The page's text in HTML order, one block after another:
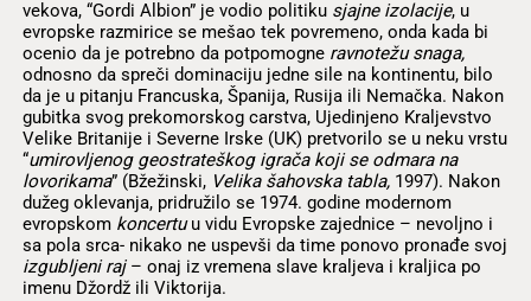
vekova, “Gordi Albion” je vodio politiku sjajne izolacije, u
evropske razmirice se mešao tek povremeno, onda kada bi
ocenio da je potrebno da potpomogne ravnotežu snaga,
odnosno da spreči dominaciju jedne sile na kontinentu, bilo
da je u pitanju Francuska, Španija, Rusija ili Nemačka. Nakon
gubitka svog prekomorskog carstva, Ujedinjeno Kraljevstvo
Velike Britanije i Severne Irske (UK) pretvorilo se u neku vrstu
“umirovljenog geostrateškog igrača koji se odmara na
lovorikama” (Bžežinski, Velika šahovska tabla,1997). Nakon
dužeg oklevanja, pridružilo se 1974. godine modernom
evropskom koncertuu vidu Evropske zajednice – nevoljno i
sa pola srca- nikako ne uspevši da time ponovo pronađe svoj
izgubljeni raj– onaj iz vremena slave kraljeva i kraljica po
imenu Džordž ili Viktorija.